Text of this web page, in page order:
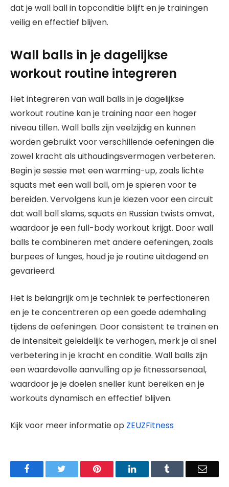
dat je wall ball in topconditie blijft en je trainingen
veilig en effectief blijven.
Wall balls in je dagelijkse
workout routine integreren
Het integreren van wall balls in je dagelijkse
workout routine kan je training naar een hoger
niveau tillen. Wall balls zijn veelzijdig en kunnen
worden gebruikt voor verschillende oefeningen die
zowel kracht als uithoudingsvermogen verbeteren.
Begin je sessie met een warming-up, zoals lichte
squats met een wall ball, om je spieren voor te
bereiden. Vervolgens kun je kiezen voor een circuit
dat wall ball slams, squats en Russian twists omvat,
waardoor je een full-body workout krijgt. Door wall
balls te combineren met andere oefeningen, zoals
burpees of lunges, houd je je routine uitdagend en
gevarieerd.
Het is belangrijk om je techniek te perfectioneren
en je te concentreren op een goede ademhaling
tijdens de oefeningen. Door consistent te trainen en
de intensiteit geleidelijk te verhogen, merk je al snel
verbetering in je kracht en conditie. Wall balls zijn
een waardevolle aanvulling op je fitnessarsenaal,
waardoor je je doelen sneller kunt bereiken en je
workouts dynamisch en effectief blijven.
Kijk voor meer informatie op ZEUZFitness
Facebook Pinterest LinkedIn Email